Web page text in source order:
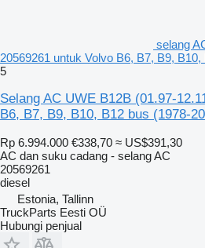
selang
20569261 untuk Volvo B6, B7, B9,
5
Selang AC UWE B12B (01.97-
B6, B7, B9, B10, B12 bus (1978-
Rp 6.994.000 €338,70 ≈ US$391,30
AC dan suku cadang - selang AC
20569261
diesel
Estonia, Tallinn
TruckParts Eesti OÜ
Hubungi penjual